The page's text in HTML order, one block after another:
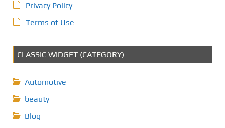
Privacy Policy
Terms of Use
CLASSIC WIDGET (CATEGORY)
Automotive
beauty
Blog